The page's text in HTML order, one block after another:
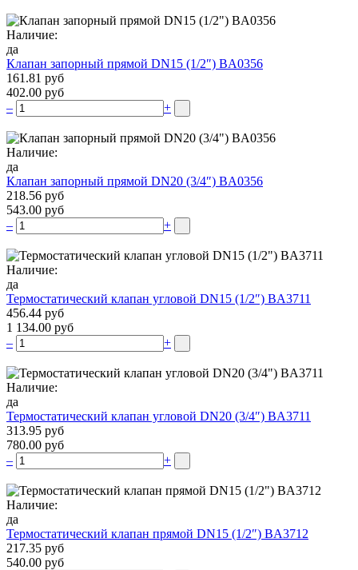
Наличие:
да
Клапан запорный прямой DN15 (1/2″) BA0356
161.81 руб
402.00 руб
–
+
Наличие:
да
Клапан запорный прямой DN20 (3/4″) BA0356
218.56 руб
543.00 руб
–
+
Наличие:
да
Термостатический клапан угловой DN15 (1/2″) BA3711
456.44 руб
1 134.00 руб
–
+
Наличие:
да
Термостатический клапан угловой DN20 (3/4″) BA3711
313.95 руб
780.00 руб
–
+
Наличие:
да
Термостатический клапан прямой DN15 (1/2″) BA3712
217.35 руб
540.00 руб